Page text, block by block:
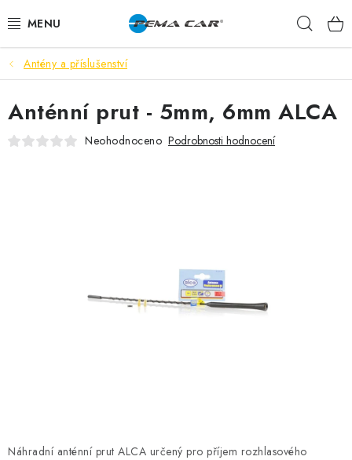
na
NOVINKY
DOPRODEJ
AUTODOPLŇKY
Antény a příslušenství
Náhradní anténní prut ALCA určený pro příjem rozhlasového
Anténní prut - 5mm, 6mm ALCA
Neohodnoceno Podrobnosti hodnocení